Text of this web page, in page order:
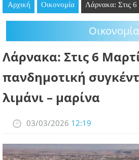
ΘΕΣΕΙΣ ΕΡΓΑΣΙΑΣ
ΠΡΟΣΩΠΑ
ΛΑΡΝΑΚΑ 2030
Αρχική Οικονομία Λάρνακα: Στις
Οικονομία
Λάρνακα: Στις 6
πανδημοτική
λιμάνι – μαρίνα
03/03/2026 12:19